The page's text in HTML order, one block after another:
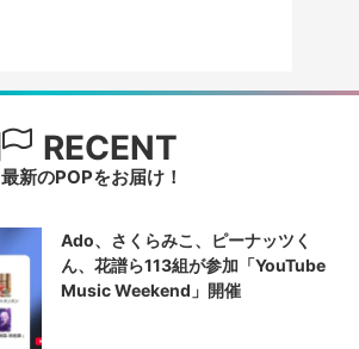
RECENT
最新のPOPをお届け！
Ado、さくらみこ、ピーナッツく
ん、花譜ら113組が参加「YouTube
Music Weekend」開催